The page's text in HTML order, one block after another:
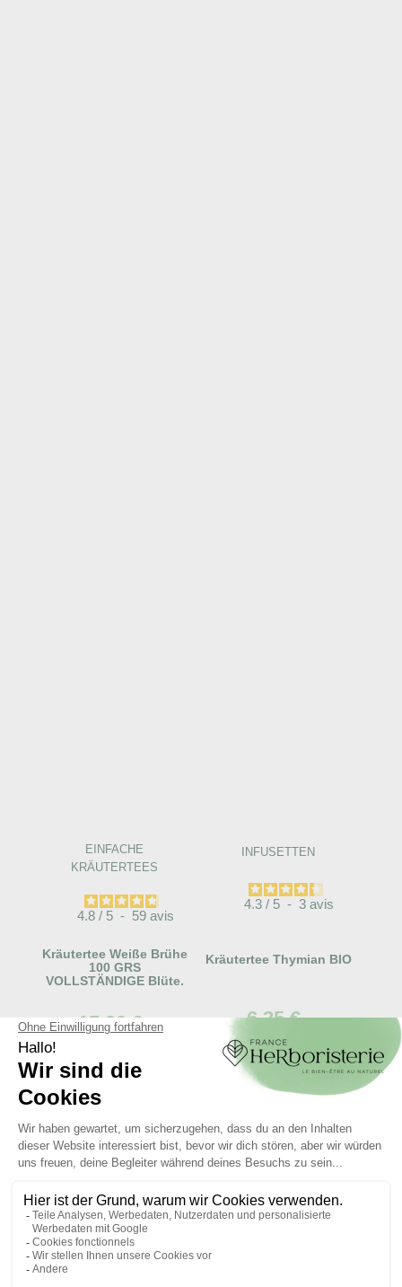
EINFACHE
KRÄUTERTEES
4.8 / 5 - 59 avis
Kräutertee Weiße Brühe
100 GRS
VOLLSTÄNDIGE Blüte.
15,90 €
 IN DEN WARENKORB
INFUSETTEN
4.3 / 5 - 3 avis
Kräutertee Thymian BIO
6,25 €
 IN DEN WARENKORB
Articles liés :
Thymian der Provence
Ganzes Blatt 100